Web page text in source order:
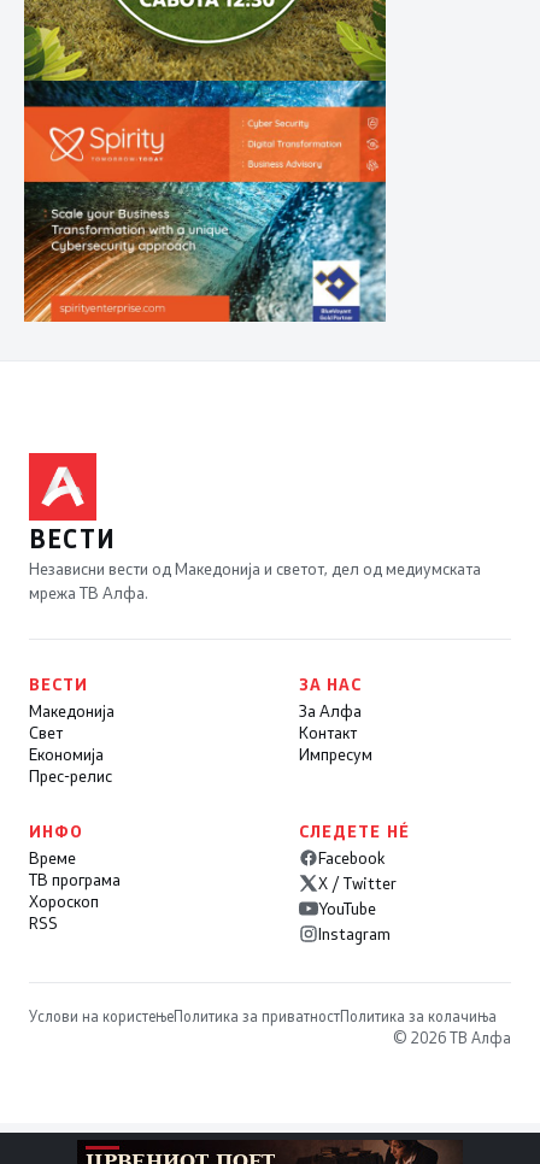
ВЕСТИ
Независни вести од Македонија и светот, дел од медиумската
мрежа ТВ Алфа.
ВЕСТИ
Македонија
Свет
Економија
Прес-релис
ЗА НАС
За Алфа
Контакт
Импресум
ИНФО
Време
ТВ програма
Хороскоп
RSS
СЛЕДЕТЕ НÉ
Facebook
X / Twitter
YouTube
Instagram
Услови на користењеПолитика за приватностПолитика за колачиња
© 2026 ТВ Алфа